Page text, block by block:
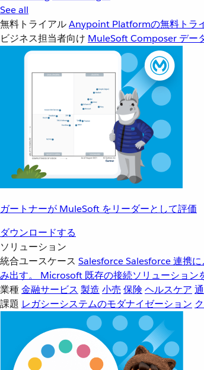
See all
無料トライアルAnypoint Platformの無料トラ
ビジネス担当者向け MuleSoft Composer デー
ガートナーが MuleSoft をリーダーとして評価
ダウンロードする
ソリューション
統合ユースケース SalesforceSalesforce 連携
み出す。
Microsoft 既存の接続ソリューション
業種金融サービス 製造 小売 保険 ヘルスケア
課題 レガシーシステムのモダナイゼーション